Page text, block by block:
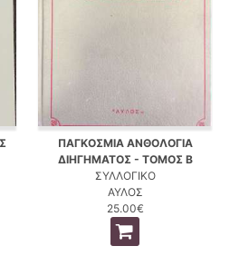
ΠΑΓΚΟΣΜΙΑ ΑΝΘΟΛΟΓΙΑ
ΔΙΗΓΗΜΑΤΟΣ - ΤΟΜΟΣ Β
ΣΥΛΛΟΓΙΚΟ
ΑΥΛΟΣ
25.00€